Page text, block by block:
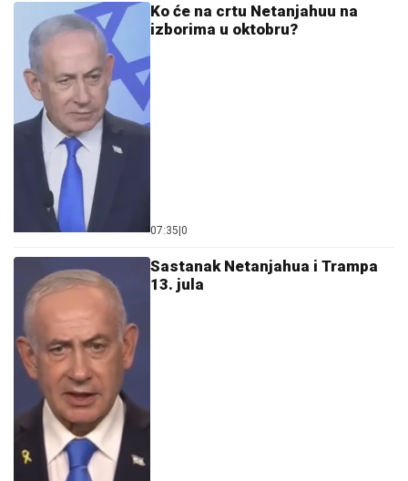
Ko će na crtu Netanjahuu na
izborima u oktobru?
07:35 0
Sastanak Netanjahua i Trampa
13. jula